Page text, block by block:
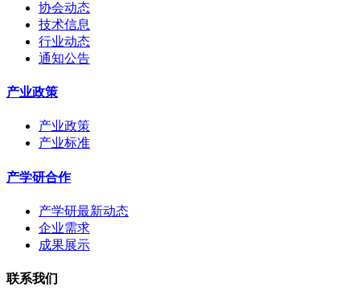
协会动态
技术信息
行业动态
通知公告
产业政策
产业政策
产业标准
产学研合作
产学研最新动态
企业需求
成果展示
联系我们